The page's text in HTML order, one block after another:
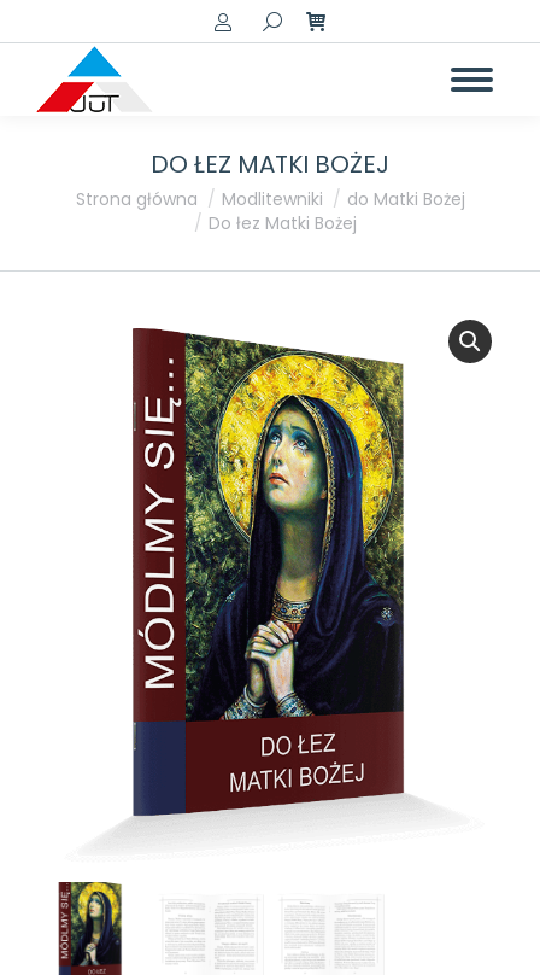
Szukaj:
DO ŁEZ MATKI BOŻEJ
Jesteś tutaj:
Strona główna Modlitewniki
do Matki Bożej
Do łez Matki Bożej